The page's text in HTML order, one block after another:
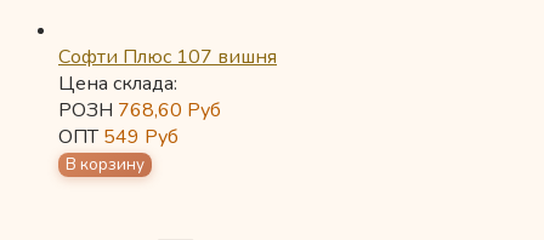
Софти Плюс 107 вишня
Цена склада:
РОЗН 768,60 Руб
ОПТ549 Руб